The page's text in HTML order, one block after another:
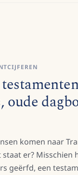
oude
komen naar
staat er?
geërfd, een